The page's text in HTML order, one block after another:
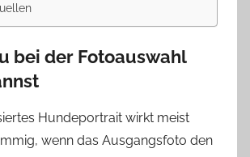
bei der Fotoauswahl
Hundeportrait wirkt meist
wenn das Ausgangsfoto den